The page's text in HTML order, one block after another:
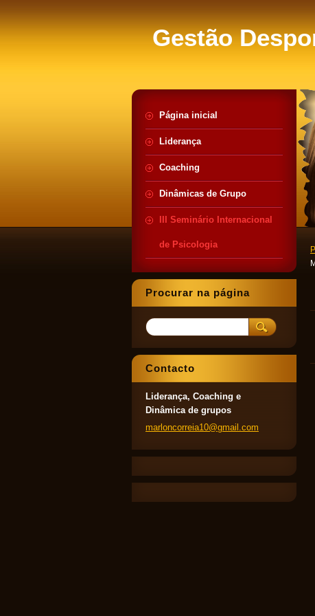
Gestão
Página inicial
Liderança
Coaching
Dinâmicas de Grupo
III Seminário Internacional
de Psicologia
Procurar na página
Contacto
Liderança, Coaching e
Dinâmica de grupos
marloncorreia10@gmail.com